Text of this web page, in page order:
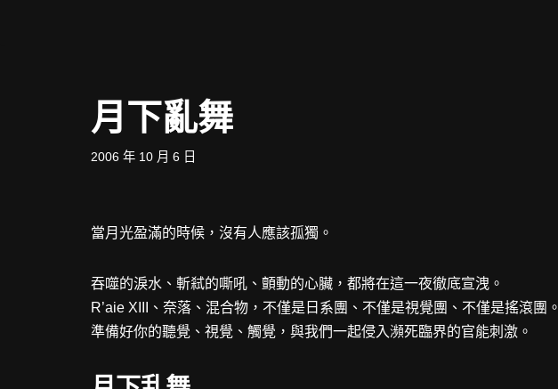
月下亂舞
2006 年 10 月 6 日
當月光盈滿的時候，沒有人應該孤獨。
吞噬的淚水、斬弒的嘶吼、顫動的心臟，都將在這一夜徹底宣洩。
R’aie XIII、奈落、混合物，不僅是日系團、不僅是視覺團、不僅是搖滾團。
準備好你的聽覺、視覺、觸覺，與我們一起侵入瀕死臨界的官能刺激。